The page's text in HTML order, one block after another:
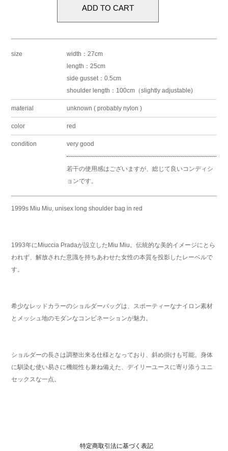
size
width：27cm
length：25cm
side gusset：0.5cm
shoulder length：100cm（slightly adjustable)
material unknown ( probably nylon )
color red
condition very good
若干の使用感はございますが、総じて良いコンディシ
ョンです。
1999s Miu Miu, unisex long shoulder bag in red
1993年にMiuccia Pradaが設立したMiu Miu。伝統的な美的イメージにとら
われず、解放された意識を持ちあわせた女性の本質を投影したレーベルで
す。
希少なレッドカラーのショルダーバッグは、スポーティーなナイロン素材
とメッシュ地のモダンなコンビネーションが魅力。
ショルダーの長さは調整出来る仕様となっており、斜め掛けも可能。身体
に馴染む使い易さに機能性も兼ね備えた、デイリーユースに寄り添うユニ
セックスな一点。
特定商取引法に基づく表記